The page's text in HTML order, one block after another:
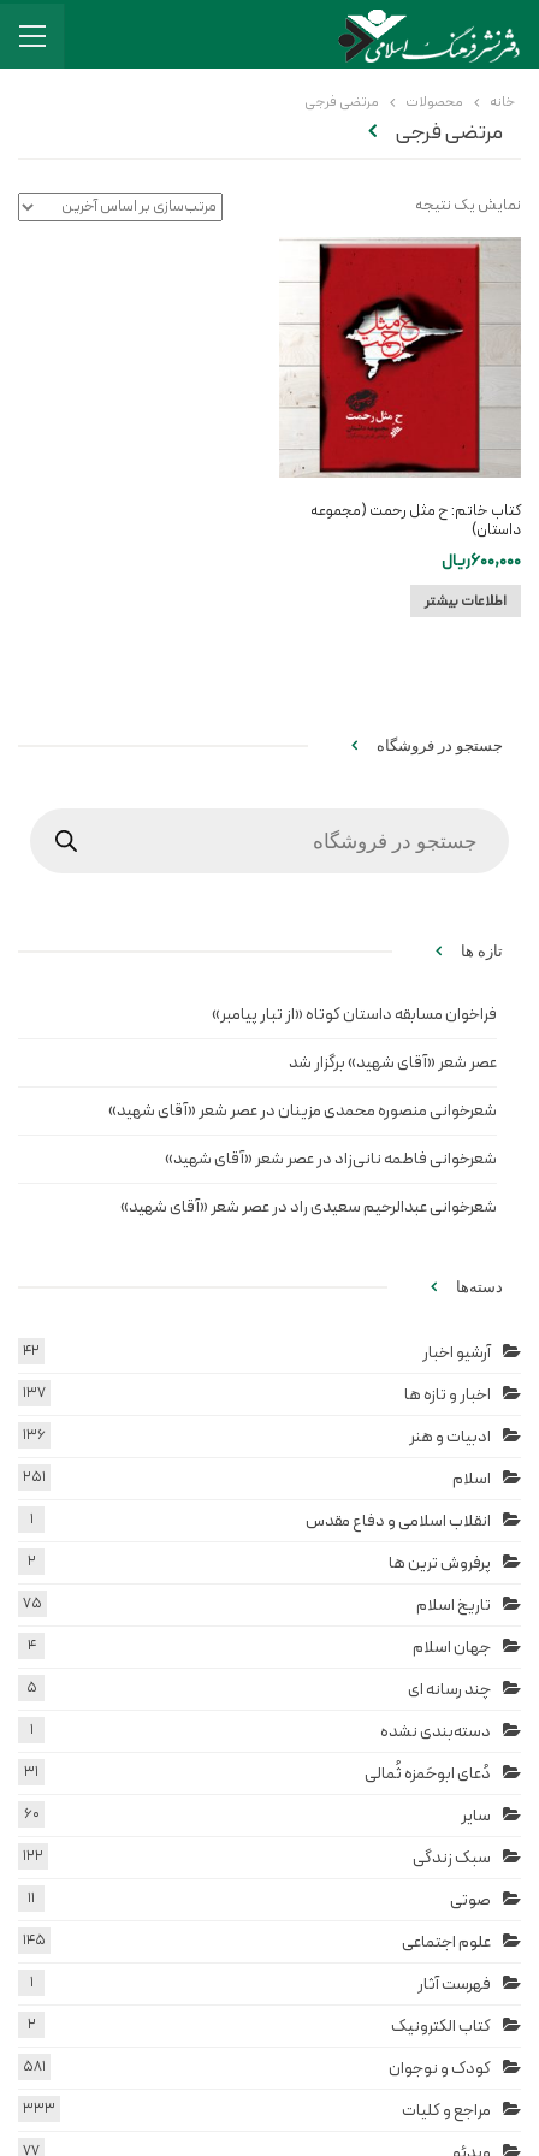
خانه محصولات مرتضی فرجی
مرتضی فرجی
نمایش یک نتیجه
کتاب خاتم: ح مثل رحمت (مجموعه
داستان)
600,000ریال
اطلاعات بیشتر
جستجو در فروشگاه
تازه ها
فراخوان مسابقه داستان کوتاه «از تبار پیامبر»
عصر شعر «آقای شهید» برگزار شد
شعرخوانی منصوره محمدی مزینان در عصر شعر «آقای شهید»
شعرخوانی فاطمه نانی‌زاد در عصر شعر «آقای شهید»
شعرخوانی عبدالرحیم سعیدی راد در عصر شعر «آقای شهید»
دسته‌ها
آرشیو اخبار 42
اخبار و تازه ها 137
ادبیات و هنر 136
اسلام 251
انقلاب اسلامی و دفاع مقدس 1
پرفروش ترین ها 2
تاریخ اسلام 75
جهان اسلام 4
چند رسانه ای 5
دسته‌بندی نشده 1
دُعای ابوحَمزه ثُمالی 31
سایر 60
سبک زندگی 122
صوتی 11
علوم اجتماعی 145
فهرست آثار 1
کتاب الکترونیک 2
کودک و نوجوان 581
مراجع و کلیات 333
77